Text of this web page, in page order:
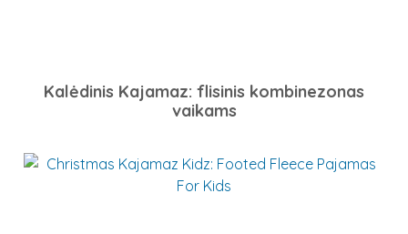
Kalėdinis Kajamaz: flisinis kombinezonas
vaikams